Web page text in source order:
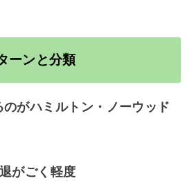
ーンと分類
のがハミルトン・ノーウッド
がごく軽度